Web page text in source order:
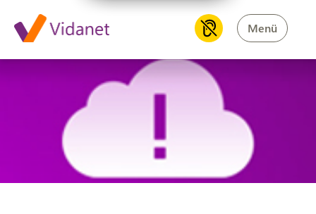
Menü
Szolgáltatáskiesés Győrben